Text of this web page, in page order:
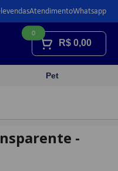
AtendimentoWhatsapp
R$ 0,00
0
Pet
-